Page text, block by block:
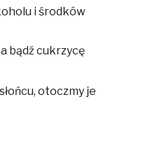
i środków
bądź cukrzycę
otoczmy je